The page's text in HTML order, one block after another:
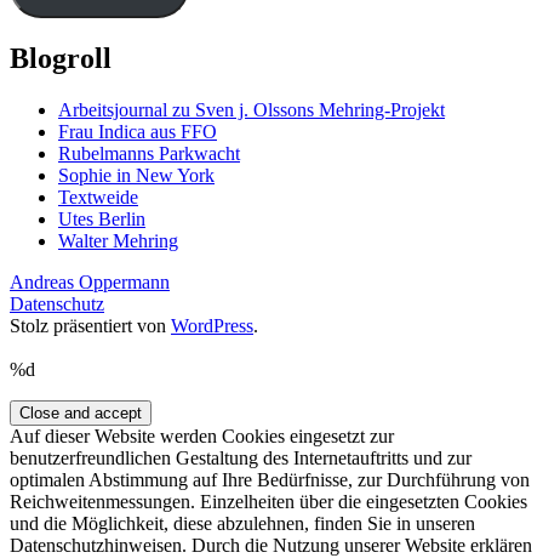
Blogroll
Arbeitsjournal zu Sven j. Olssons Mehring-Projekt
Frau Indica aus FFO
Rubelmanns Parkwacht
Sophie in New York
Textweide
Utes Berlin
Walter Mehring
Andreas Oppermann
Datenschutz
Stolz präsentiert von WordPress.
%d
Auf dieser Website werden Cookies eingesetzt zur
benutzerfreundlichen Gestaltung des Internetauftritts und zur
optimalen Abstimmung auf Ihre Bedürfnisse, zur Durchführung von
Reichweitenmessungen. Einzelheiten über die eingesetzten Cookies
und die Möglichkeit, diese abzulehnen, finden Sie in unseren
Datenschutzhinweisen. Durch die Nutzung unserer Website erklären